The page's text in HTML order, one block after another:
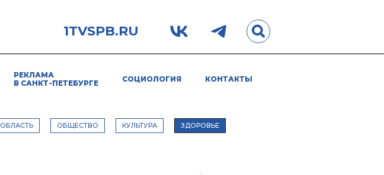
1TVSPB.RU
РЕКЛАМА
В САНКТ-ПЕТЕБУРГЕ
СОЦИОЛОГИЯ КОНТАКТЫ
ОБЛАСТЬ ОБЩЕСТВО КУЛЬТУРА ЗДОРОВЬЕ